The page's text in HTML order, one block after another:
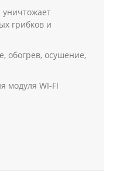
грибков и
обогрев, осушение,
модуля WI-FI